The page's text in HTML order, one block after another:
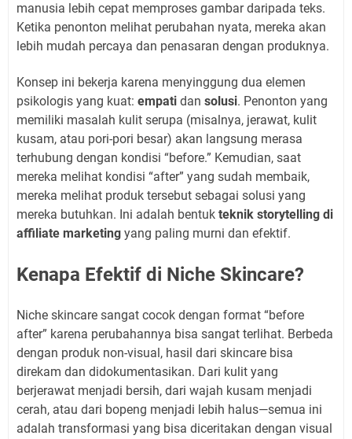
manusia lebih cepat memproses gambar daripada teks.
Ketika penonton melihat perubahan nyata, mereka akan
lebih mudah percaya dan penasaran dengan produknya.
Konsep ini bekerja karena menyinggung dua elemen
psikologis yang kuat: empati dan solusi. Penonton yang
memiliki masalah kulit serupa (misalnya, jerawat, kulit
kusam, atau pori-pori besar) akan langsung merasa
terhubung dengan kondisi “before.” Kemudian, saat
mereka melihat kondisi “after” yang sudah membaik,
mereka melihat produk tersebut sebagai solusi yang
mereka butuhkan. Ini adalah bentuk teknik storytelling di
affiliate marketing yang paling murni dan efektif.
Kenapa Efektif di Niche Skincare?
Niche skincare sangat cocok dengan format “before
after” karena perubahannya bisa sangat terlihat. Berbeda
dengan produk non-visual, hasil dari skincare bisa
direkam dan didokumentasikan. Dari kulit yang
berjerawat menjadi bersih, dari wajah kusam menjadi
cerah, atau dari bopeng menjadi lebih halus—semua ini
adalah transformasi yang bisa diceritakan dengan visual